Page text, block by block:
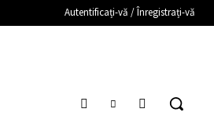
Autentificați-vă / Înregistrați-vă